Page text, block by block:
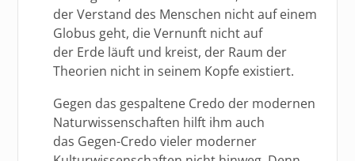
der Verstand des Menschen nicht auf einem
Globus geht, die Vernunft nicht auf
der Erde läuft und kreist, der Raum der
Theorien nicht in seinem Kopfe existiert.
Gegen das gespaltene Credo der modernen
Naturwissenschaften hilft ihm auch
das Gegen-Credo vieler moderner